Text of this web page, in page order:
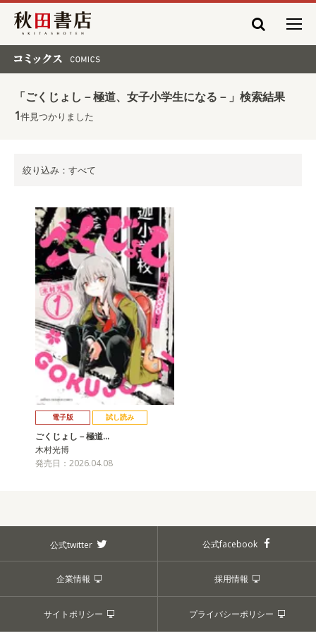
秋田書店
「ごくじょし－極道、女子小学生になる－」検索結果
1件見つかりました
絞り込み：すべて
電子版 試し読み
ごくじょし－極道…
木村光博
発売日：2026.04.08
公式twitter 公式facebook
企業情報 採用情報
サイトポリシー プライバシーポリシー